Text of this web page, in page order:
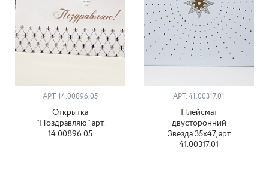
АРТ. 14.00896.05
Открытка
"Поздравляю" арт.
14.00896.05
АРТ. 41.00317.01
Плейсмат
двусторонний
Звезда 35х47, арт
41.00317.01